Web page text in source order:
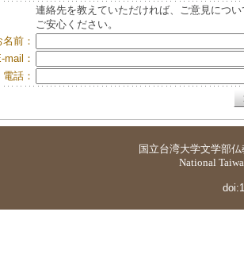
連絡先を教えていただければ、ご意見につ
ご安心ください。
名前：
mail：
電話：
国立台湾大学文学部仏
National